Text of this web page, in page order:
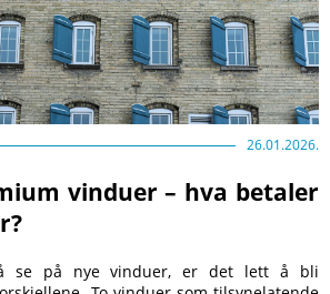
26.01.2026.
vinduer – hva betaler
se på nye vinduer, er det lett å bli